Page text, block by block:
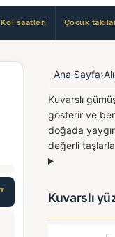
Kol saatleri Çocuk
Ana Sayfa›
Kuvarslı
gösterir ve
doğada
değerli taşlarla
Kuvarslı